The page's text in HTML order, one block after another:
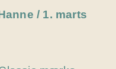
/ 1. marts